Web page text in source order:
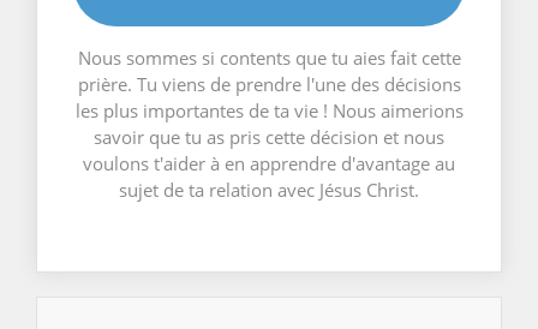
Nous sommes si contents que tu aies fait cette
prière. Tu viens de prendre l'une des décisions
les plus importantes de ta vie ! Nous aimerions
savoir que tu as pris cette décision et nous
voulons t'aider à en apprendre d'avantage au
sujet de ta relation avec Jésus Christ.